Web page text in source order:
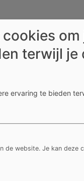
om
terwijl je
ervaring te bieden
de website. Je kan deze